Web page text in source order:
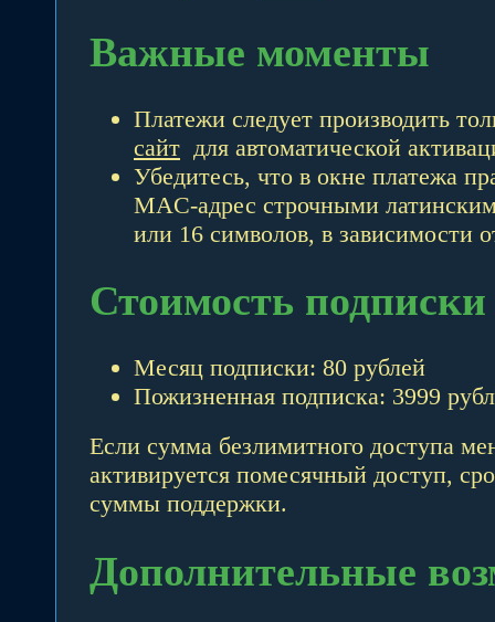
Важные моменты
Платежи следует производить
сайт для автоматической
Убедитесь, что в окне платежа
MAC-адрес строчными
или 16 символов, в зависимости
Стоимость подписки
Месяц подписки: 80 рублей
Пожизненная подписка: 3999
Если сумма безлимитного доступа
активируется помесячный доступ,
суммы поддержки.
Дополнительные